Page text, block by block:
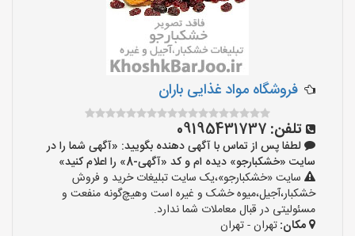
فروشگاه مواد غذایی باران
تلفن: 09195431737
لطفا پس از تماس با آگهی دهنده بگویید: «آگهی شما را در
سایت «خشکبارجو» دیده ام و کد «آگهی-8» را اعلام کنید»
سایت «خشکبارجو»،یک سایت تبلیغات خرید و فروش
خشکبار،آجیل،میوه خشک و غیره است وهیچ‌گونه منفعت و
مسئولیتی در قبال معاملات شما ندارد.
مکان:تهران - تهران